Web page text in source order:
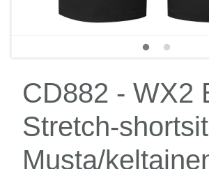
CD882 - WX2
Stretch-shortsit
Musta/